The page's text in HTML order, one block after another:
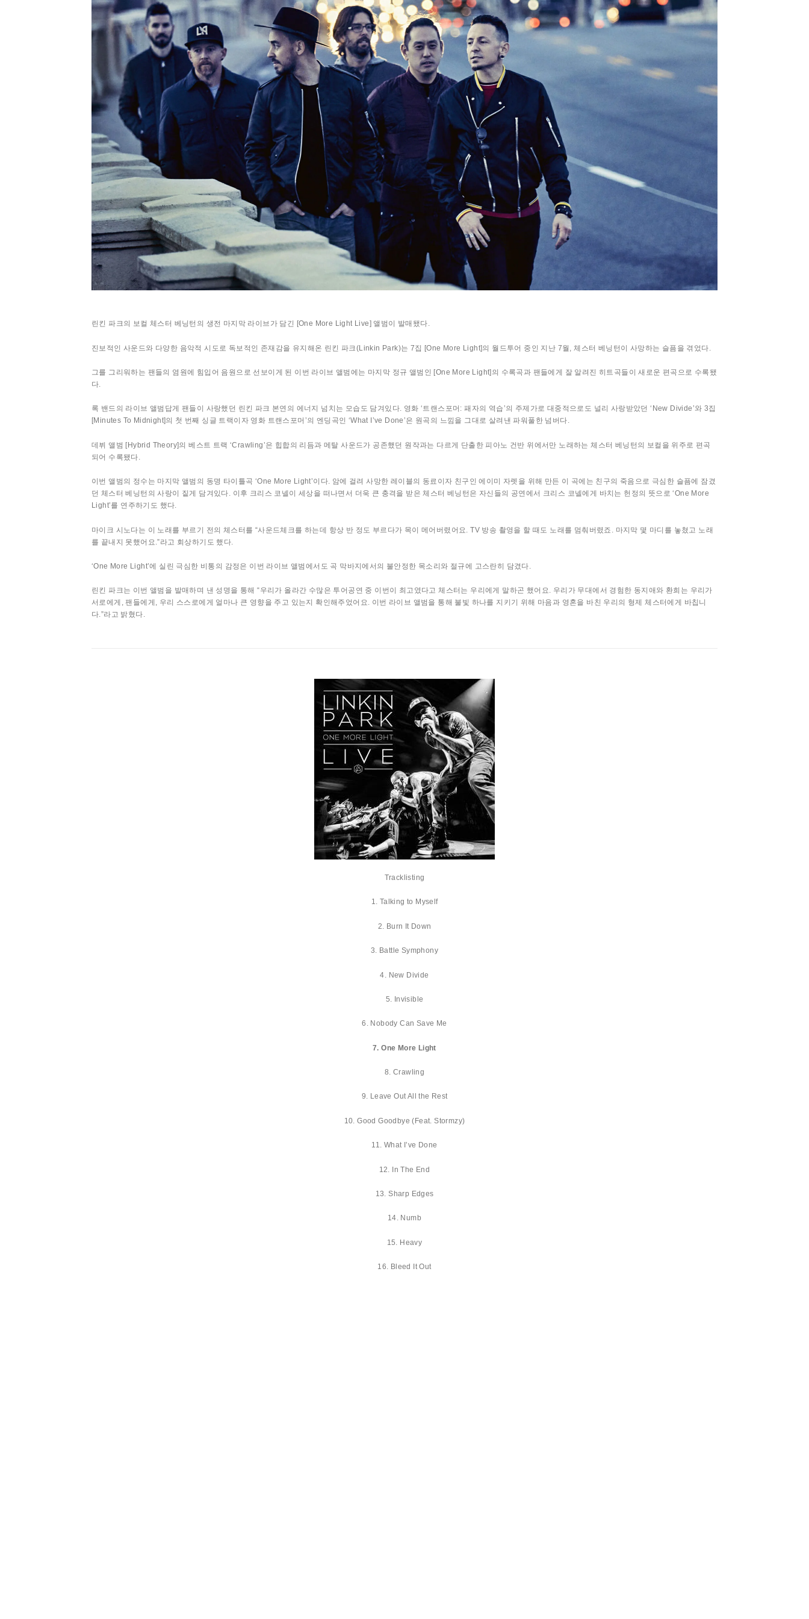
린킨 파크의 보컬 체스터 베닝턴의 생전 마지막 라이브가 담긴 [One More Light Live] 앨범이 발매됐다.
진보적인 사운드와 다양한 음악적 시도로 독보적인 존재감을 유지해온 린킨 파크(Linkin Park)는 7집 [One More Light]의 월드투어 중인 지난 7월, 체스터 베닝턴이 사망하는 슬픔을 겪었다.
그를 그리워하는 팬들의 염원에 힘입어 음원으로 선보이게 된 이번 라이브 앨범에는 마지막 정규 앨범인 [One More Light]의 수록곡과 팬들에게 잘 알려진 히트곡들이 새로운 편곡으로 수록됐
다.
록 밴드의 라이브 앨범답게 팬들이 사랑했던 린킨 파크 본연의 에너지 넘치는 모습도 담겨있다. 영화 ‘트랜스포머: 패자의 역습’의 주제가로 대중적으로도 널리 사랑받았던 ‘New Divide’와 3집
[Minutes To Midnight]의 첫 번째 싱글 트랙이자 영화 트랜스포머’의 엔딩곡인 ‘What I’ve Done’은 원곡의 느낌을 그대로 살려낸 파워풀한 넘버다.
데뷔 앨범 [Hybrid Theory]의 베스트 트랙 ‘Crawling’은 힙합의 리듬과 메탈 사운드가 공존했던 원작과는 다르게 단출한 피아노 건반 위에서만 노래하는 체스터 베닝턴의 보컬을 위주로 편곡
되어 수록됐다.
이번 앨범의 정수는 마지막 앨범의 동명 타이틀곡 ‘One More Light’이다. 암에 걸려 사망한 레이블의 동료이자 친구인 에이미 자렛을 위해 만든 이 곡에는 친구의 죽음으로 극심한 슬픔에 잠겼
던 체스터 베닝턴의 사랑이 짙게 담겨있다. 이후 크리스 코넬이 세상을 떠나면서 더욱 큰 충격을 받은 체스터 베닝턴은 자신들의 공연에서 크리스 코넬에게 바치는 헌정의 뜻으로 ‘One More
Light’를 연주하기도 했다.
마이크 시노다는 이 노래를 부르기 전의 체스터를 “사운드체크를 하는데 항상 반 정도 부르다가 목이 메어버렸어요. TV 방송 촬영을 할 때도 노래를 멈춰버렸죠. 마지막 몇 마디를 놓쳤고 노래
를 끝내지 못했어요.”라고 회상하기도 했다.
‘One More Light’에 실린 극심한 비통의 감정은 이번 라이브 앨범에서도 곡 막바지에서의 불안정한 목소리와 절규에 고스란히 담겼다.
린킨 파크는 이번 앨범을 발매하며 낸 성명을 통해 “우리가 올라간 수많은 투어공연 중 이번이 최고였다고 체스터는 우리에게 말하곤 했어요. 우리가 무대에서 경험한 동지애와 환희는 우리가
서로에게, 팬들에게, 우리 스스로에게 얼마나 큰 영향을 주고 있는지 확인해주었어요. 이번 라이브 앨범을 통해 불빛 하나를 지키기 위해 마음과 영혼을 바친 우리의 형제 체스터에게 바칩니
다.”라고 밝혔다.
Tracklisting
1. Talking to Myself
2. Burn It Down
3. Battle Symphony
4. New Divide
5. Invisible
6. Nobody Can Save Me
7. One More Light
8. Crawling
9. Leave Out All the Rest
10. Good Goodbye (Feat. Stormzy)
11. What I’ve Done
12. In The End
13. Sharp Edges
14. Numb
15. Heavy
16. Bleed It Out